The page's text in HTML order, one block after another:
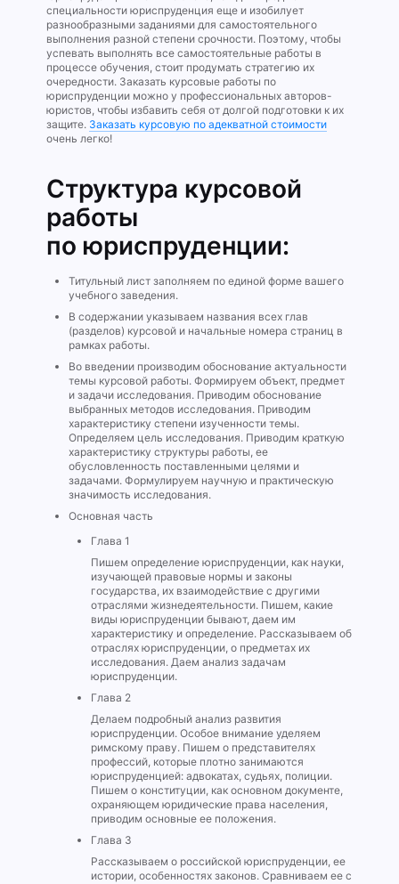
специальности юриспруденция еще и изобилует
разнообразными заданиями для самостоятельного
выполнения разной степени срочности. Поэтому, чтобы
успевать выполнять все самостоятельные работы в
процессе обучения, стоит продумать стратегию их
очередности. Заказать курсовые работы по
юриспруденции можно у профессиональных авторов-
юристов, чтобы избавить себя от долгой подготовки к их
защите. Заказать курсовую по адекватной стоимости
очень легко!
Структура курсовой
работы
по юриспруденции:
Титульный лист заполняем по единой форме вашего
учебного заведения.
В содержании указываем названия всех глав
(разделов) курсовой и начальные номера страниц в
рамках работы.
Во введении производим обоснование актуальности
темы курсовой работы. Формируем объект, предмет
и задачи исследования. Приводим обоснование
выбранных методов исследования. Приводим
характеристику степени изученности темы.
Определяем цель исследования. Приводим краткую
характеристику структуры работы, ее
обусловленность поставленными целями и
задачами. Формулируем научную и практическую
значимость исследования.
Основная часть
Глава 1
Пишем определение юриспруденции, как науки,
изучающей правовые нормы и законы
государства, их взаимодействие с другими
отраслями жизнедеятельности. Пишем, какие
виды юриспруденции бывают, даем им
характеристику и определение. Рассказываем об
отраслях юриспруденции, о предметах их
исследования. Даем анализ задачам
юриспруденции.
Глава 2
Делаем подробный анализ развития
юриспруденции. Особое внимание уделяем
римскому праву. Пишем о представителях
профессий, которые плотно занимаются
юриспруденцией: адвокатах, судьях, полиции.
Пишем о конституции, как основном документе,
охраняющем юридические права населения,
приводим основные ее положения.
Глава 3
Рассказываем о российской юриспруденции, ее
истории, особенностях законов. Сравниваем ее с